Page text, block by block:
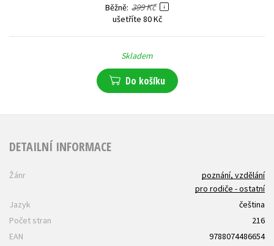
Běžně 399 Kč
ušetříte 80 Kč
Skladem
Do košíku
DETAILNÍ INFORMACE
Žánr
poznání, vzdělání
pro rodiče - ostatní
Jazyk
čeština
Počet stran
216
EAN
9788074486654